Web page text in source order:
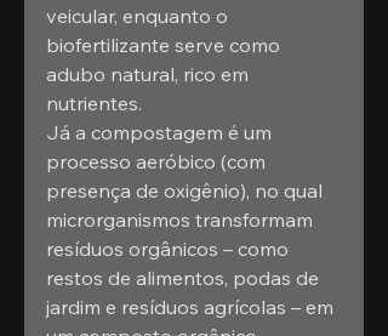
veicular, enquanto o
biofertilizante serve como
adubo natural, rico em
nutrientes.
Já a compostagem é um
processo aeróbico (com
presença de oxigênio), no qual
microrganismos transformam
resíduos orgânicos – como
restos de alimentos, podas de
jardim e resíduos agrícolas – em